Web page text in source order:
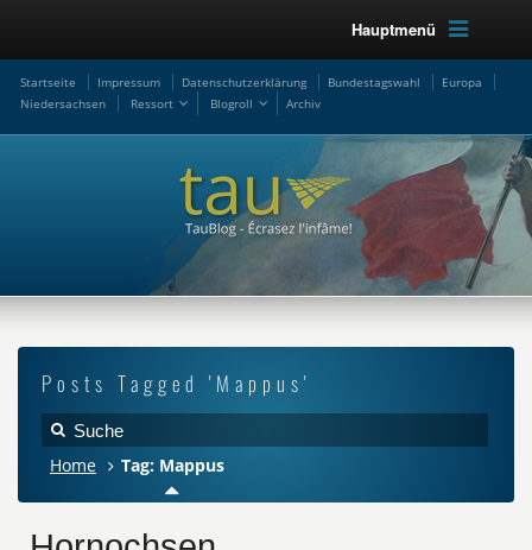
Hauptmenü
Startseite Impressum Datenschutzerklärung Bundestagswahl
Europa
Niedersachsen
Ressort Blogroll Archiv
Posts Tagged 'Mappus'
Home Tag: Mappus